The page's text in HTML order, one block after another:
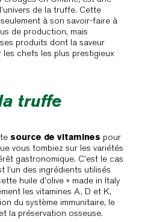
de la truffe. Cette
à son savoir-faire à
de production, mais
produits dont la saveur
chefs les plus prestigieux
truffe
source de vitamines pour
vous tombiez sur les variétés
gastronomique. C’est le cas
l’un des ingrédients utilisés
huile d’olive « made in Italy
les vitamines A, D et K,
du système immunitaire, le
la préservation osseuse.